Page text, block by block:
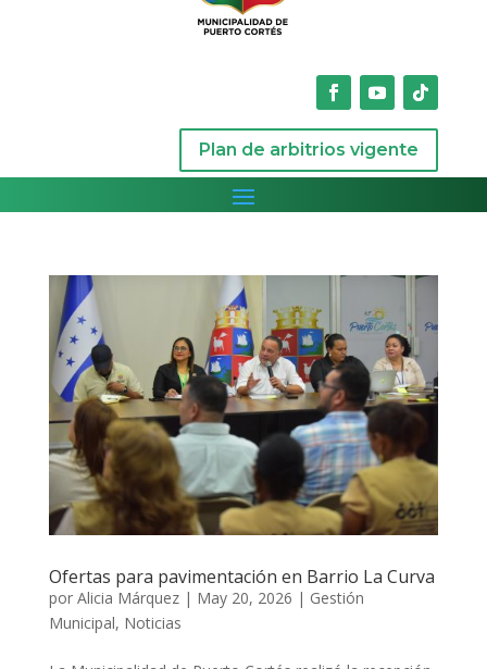
Plan de arbitrios vigente
Ofertas para pavimentación en Barrio La Curva
por Alicia Márquez| May 20, 2026 | Gestión
Municipal, Noticias